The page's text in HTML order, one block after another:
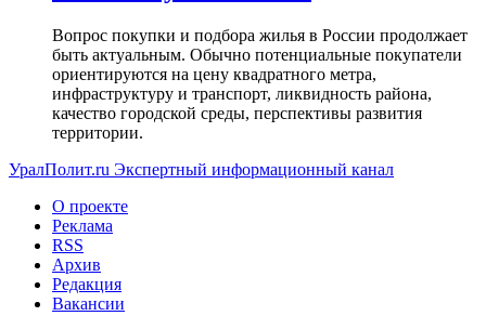
Вопрос покупки и подбора жилья в России продолжает
быть актуальным. Обычно потенциальные покупатели
ориентируются на цену квадратного метра,
инфраструктуру и транспорт, ликвидность района,
качество городской среды, перспективы развития
территории.
УралПолит.ru Экспертный информационный канал
О проекте
Реклама
RSS
Архив
Редакция
Вакансии